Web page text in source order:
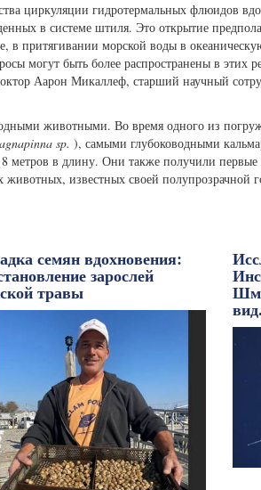
циркуляции гидротермальных флюидов
в системе штиля. Это открытие
в притягивании морской воды в
могут быть более распространены в этих
Аарон Микаллеф, старший научный
животными. Во время одного из
sp. ), самыми глубоководными
метров в длину. Они также получили первые
животных, известных своей полупрозрачной
семян вдохновения:
зарослей
травы
вид.